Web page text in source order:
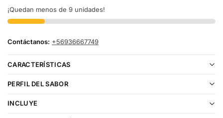
¡Quedan menos de 9 unidades!
Contáctanos: +56936667749
CARACTERÍSTICAS
PERFIL DEL SABOR
INCLUYE